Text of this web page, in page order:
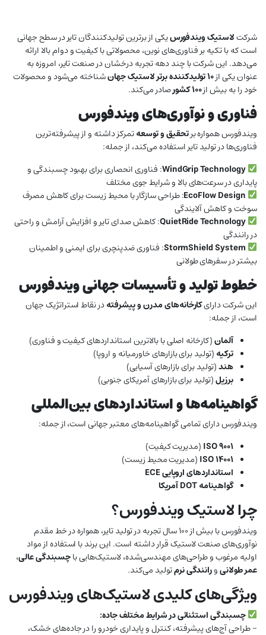
شرکتلاستیک ویندفورسیکی از برترین تولیدکنندگان تایر در سطح جهانی
است که با تکیه بر فناوری‌های نوین، محصولاتی با کیفیت و دوام بالا ارائه
می‌دهد. این شرکت با چند دهه تجربه درخشان در صنعت تایر، امروزه به
عنوان یکی از۱۰ تولیدکننده برتر لاستیک جهان
شناخته می‌شود و محصولات
خود را به بیش از۱۰۰ کشور صادر می‌کند.
فناوری و نوآوری‌های ویندفورس
ویندفورس همواره برتحقیق و توسعهتمرکز داشته و از پیشرفته‌ترین
فناوری‌ها در تولید تایر استفاده می‌کند، از جمله:
WindGrip Technology: فناوری انحصاری برای بهبود چسبندگی و
پایداری در سرعت‌های بالا و شرایط جوی مختلف
EcoFlow Design: طراحی سازگار با محیط زیست برای کاهش مصرف
سوخت و کاهش آلایندگی
QuietRide Technology: کاهش صدای تایر و افزایش آرامش و راحتی
در رانندگی
StormShield System: فناوری ضدپنچری برای ایمنی و اطمینان
بیشتر در سفرهای طولانی
خطوط تولید و تأسیسات جهانی ویندفورس
این شرکت دارایکارخانه‌های مدرن و پیشرفتهدر نقاط استراتژیک جهان
است، از جمله:
آلمان(کارخانه اصلی با بالاترین استانداردهای کیفیت و فناوری)
ترکیه (تولید برای بازارهای خاورمیانه و اروپا)
هند(تولید برای بازارهای آسیایی)
برزیل(تولید برای بازارهای آمریکای جنوبی)
گواهینامه‌ها و استانداردهای بین‌المللی
ویندفورس دارای تمامی گواهینامه‌های معتبر جهانی است، از جمله:
ISO 9001 (مدیریت کیفیت)
ISO 14001 (مدیریت محیط زیست)
استانداردهای اروپایی ECE
گواهینامه DOT آمریکا
چرا لاستیک ویندفورس؟
ویندفورس با بیش از ۱۰۰ سال تجربه در تولید تایر، همواره در خط مقدم
نوآوری‌های صنعت لاستیک قرار داشته است. این برند با استفاده از مواد
اولیه مرغوب و طراحی‌های مهندسی‌شده، لاستیک‌هایی باچسبندگی عالی،
عمر طولانیورانندگی نرمتولید می‌کند.
ویژگی‌های کلیدی لاستیک‌های ویندفورس
چسبندگی استثنائی در شرایط مختلف جاده:
– طراحی آج‌های پیشرفته، کنترل و پایداری خودرو را در جاده‌های خشک،